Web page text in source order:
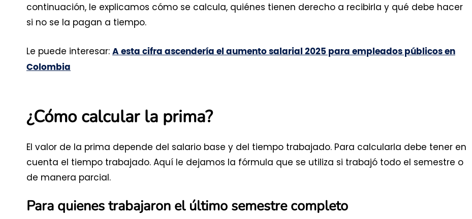
continuación, le explicamos cómo se calcula, quiénes tienen derecho a recibirla y qué debe hacer
si no se la pagan a tiempo.
Le puede interesar: A esta cifra ascendería el aumento salarial 2025 para empleados públicos en
Colombia
¿Cómo calcular la prima?
El valor de la prima depende del salario base y del tiempo trabajado. Para calcularla debe tener en
cuenta el tiempo trabajado. Aquí le dejamos la fórmula que se utiliza si trabajó todo el semestre o
de manera parcial.
Para quienes trabajaron el último semestre completo